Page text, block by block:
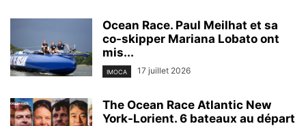
Ocean Race. Paul Meilhat et sa
co-skipper Mariana Lobato ont
mis...
IMOCA 17 juillet 2026
The Ocean Race Atlantic New
York-Lorient. 6 bateaux au départ